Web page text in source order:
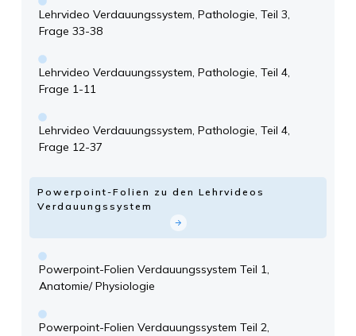
Lehrvideo Verdauungssystem, Pathologie, Teil 3,
Frage 33-38
Lehrvideo Verdauungssystem, Pathologie, Teil 4,
Frage 1-11
Lehrvideo Verdauungssystem, Pathologie, Teil 4,
Frage 12-37
Powerpoint-Folien zu den Lehrvideos
Verdauungssystem
Powerpoint-Folien Verdauungssystem Teil 1,
Anatomie/ Physiologie
Powerpoint-Folien Verdauungssystem Teil 2,